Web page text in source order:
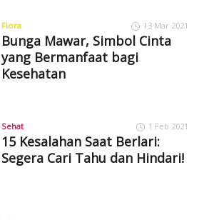
Flora 13 Mar 2021
Bunga Mawar, Simbol Cinta
yang Bermanfaat bagi
Kesehatan
Sehat 1 Feb 2021
15 Kesalahan Saat Berlari:
Segera Cari Tahu dan Hindari!